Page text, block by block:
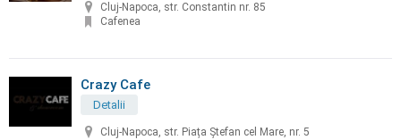
Cluj-Napoca, str. Constantin nr. 85
Cafenea
Crazy Cafe
Detalii
Cluj-Napoca, str. Piața Ștefan cel Mare, nr. 5